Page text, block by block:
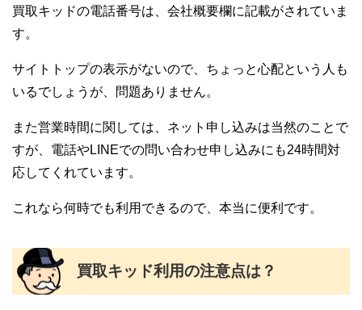
買取キッドの電話番号は、会社概要欄に記載がされていま
す。
サイトトップの表示がないので、ちょっと心配という人も
いるでしょうが、問題ありません。
また営業時間に関しては、ネット申し込みは当然のことで
すが、電話やLINEでの問い合わせ申し込みにも24時間対
応してくれています。
これなら何時でも利用できるので、本当に便利です。
買取キッド利用の注意点は？